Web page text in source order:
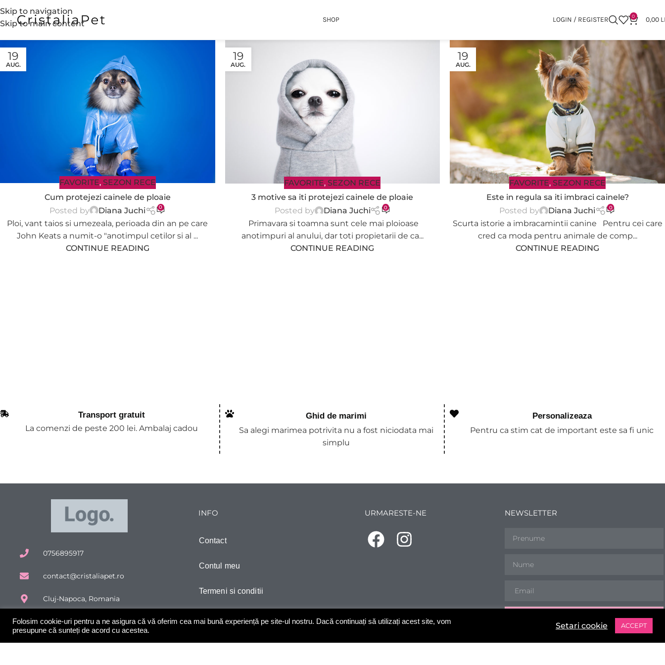
Skip to navigation
Skip to main content
SHOP LOGIN / REGISTER 0 0,00
19
AUG.
FAVORITE, SEZON RECE
Cum protejezi cainele de ploaie
Posted by
Diana Juchi 0
Ploi, vant taios si umezeala, perioada din an pe care
John Keats a numit-o "anotimpul cetilor si al ...
CONTINUE READING
19
AUG.
FAVORITE,SEZON RECE
3 motive sa iti protejezi cainele de ploaie
Posted by
Diana Juchi 0
Primavara si toamna sunt cele mai ploioase
anotimpuri al anului, dar toti propietarii de ca...
CONTINUE READING
19
AUG.
FAVORITE,SEZON RECE
Este in regula sa iti imbraci cainele?
Posted by
Diana Juchi 0
Scurta istorie a imbracamintii canine Pentru cei care
cred ca moda pentru animale de comp...
CONTINUE READING
Transport gratuit
La comenzi de peste 200 lei. Ambalaj cadou
Ghid de marimi
Sa alegi marimea potrivita nu a fost niciodata mai
simplu
Personalizeaza
Pentru ca stim cat de important este sa fi unic
0756895917
contact@cristaliapet.ro
Cluj-Napoca, Romania
Protectia consumatorului
INFO
Contact
Contul meu
Termeni si conditii
Ghid de marimi
URMARESTE-NE NEWSLETTER
Abonează-te la newsletter,pentru a fi la
Folosim cookie-uri pentru a ne asigura că vă oferim cea mai bună experiență pe site-ul nostru. Dacă continuați să utilizați acest site, vom
presupune că sunteți de acord cu acestea.
Setari cookie ACCEPT